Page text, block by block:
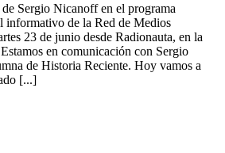
Sergio Nicanoff en el programa
informativo de la Red de Medios
23 de junio desde Radionauta, en la
en comunicación con Sergio
de Historia Reciente. Hoy vamos a
[...]